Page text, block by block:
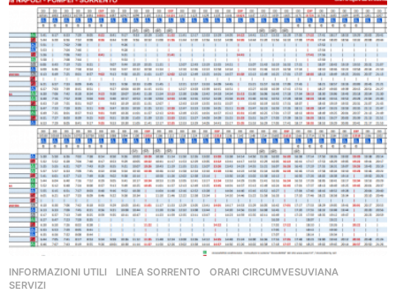
o
INFORMAZIONI UTILI ,LINEA SORRENTO ,ORARI CIRCUMVESUVIANA
SERVIZI